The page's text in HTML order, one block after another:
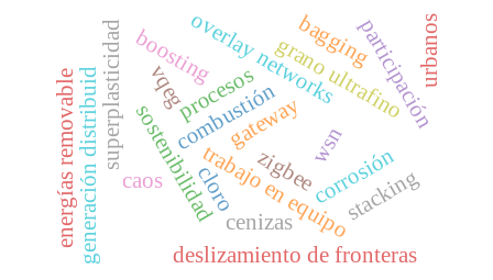
sostenibilidadtrabajo en equipo
combustión
cenizas
cloro corrosión
wsn
gateway
overlay networks
zigbee
superplasticidad grano ultrafino
deslizamiento de fronteras
generación distribuid procesos participación
boosting bagging
stacking
vqeg
energías removable caos
urbanos